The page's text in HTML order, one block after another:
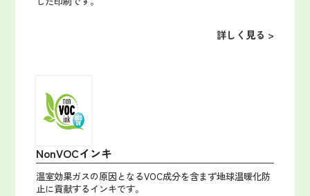
詳しく見る >
NonVOCインキ
温室効果ガスの原因となるVOC成分を含まず地球温暖化防
止に貢献するインキです。